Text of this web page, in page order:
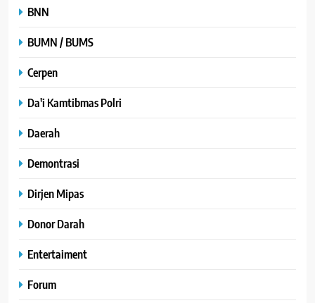
BNN
BUMN / BUMS
Cerpen
Da'i Kamtibmas Polri
Daerah
Demontrasi
Dirjen Mipas
Donor Darah
Entertaiment
Forum